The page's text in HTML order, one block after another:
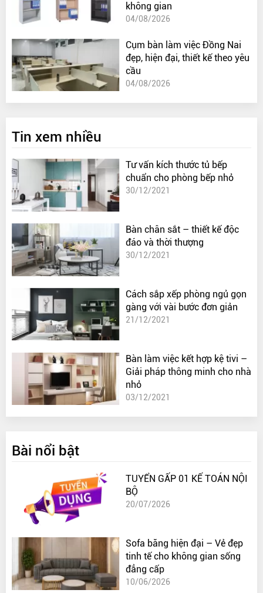
không gian
04/08/2026
Cụm bàn làm việc Đồng Nai
đẹp, hiện đại, thiết kế theo yêu
cầu
04/08/2026
Tin xem nhiều
Tư vấn kích thước tủ bếp
chuẩn cho phòng bếp nhỏ
30/12/2021
Bàn chân sắt – thiết kế độc
đáo và thời thượng
30/12/2021
Cách sắp xếp phòng ngủ gọn
gàng với vài bước đơn giản
21/12/2021
Bàn làm việc kết hợp kệ tivi –
Giải pháp thông minh cho nhà
nhỏ
03/12/2021
Bài nổi bật
TUYỂN GẤP 01 KẾ TOÁN NỘI
BỘ
20/07/2026
Sofa băng hiện đại – Vẻ đẹp
tinh tế cho không gian sống
đẳng cấp
10/06/2026